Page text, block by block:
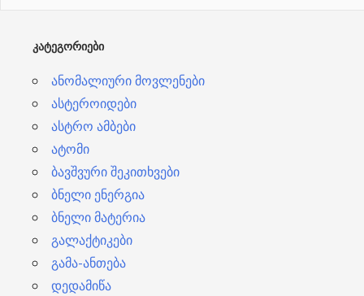
ᲙᲐᲢᲔᲒᲝᲠᲘᲔᲑᲘ
ანომალიური მოვლენები
ასტეროიდები
ასტრო ამბები
ატომი
ბავშვური შეკითხვები
ბნელი ენერგია
ბნელი მატერია
გალაქტიკები
გამა-ანთება
დედამიწა